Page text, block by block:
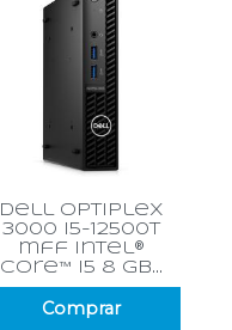
dell optiplex
3000 i5-12500t
mff intel®
core™ i5 8 gb...
Comprar